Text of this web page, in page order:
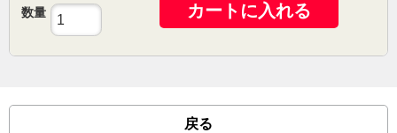
数量 カートに入れる
戻る